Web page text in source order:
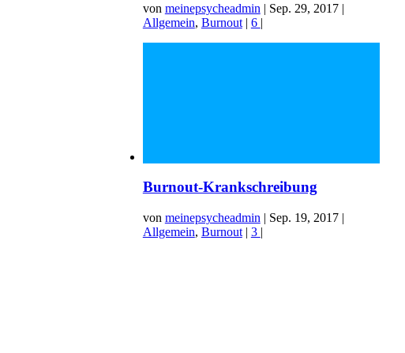
von meinepsycheadmin | Sep. 29, 2017|
Allgemein, Burnout| 6 |
Burnout-Krankschreibung
von meinepsycheadmin | Sep. 19, 2017|
Allgemein, Burnout| 3 |